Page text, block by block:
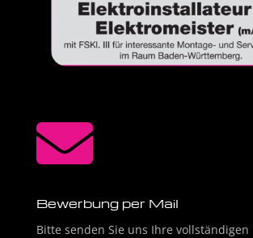

Bewerbung per Mail
Bitte senden Sie uns Ihre vollständigen